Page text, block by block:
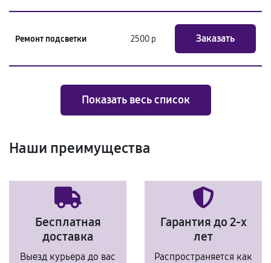
Ремонт подсветки 2500 р Заказать
Показать весь список
Наши преимущества
Бесплатная
доставка
Выезд курьера до вас
Гарантия до 2-х
лет
Распространяется как